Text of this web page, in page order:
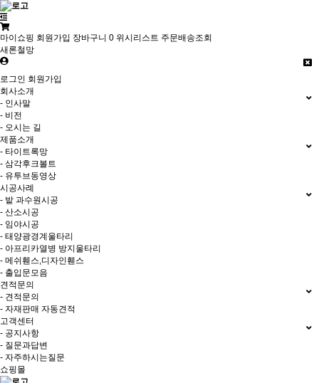
마이쇼핑 회원가입 장바구니 0 위시리스트 주문배송조회
새론철망
로그인 회원가입
회사소개
- 인사말
- 비전
- 오시는 길
제품소개
- 타이트록망
- 삼각후크볼트
- 유투브동영상
시공사례
- 밭 과수원시공
- 산소시공
- 임야시공
- 태양광경계울타리
- 아프리카열병 방지울타리
- 메쉬휀스,디자인휀스
- 출입문모음
견적문의
- 견적문의
- 자재판매 자동견적
고객센터
- 공지사항
- 질문과답변
- 자주하시는질문
쇼핑몰